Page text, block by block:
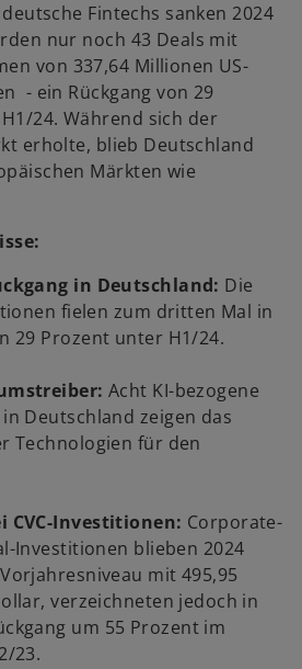
Fintechs sanken 2024
nur noch 43 Deals mit
von 337,64 Millionen US-
- ein Rückgang von 29
24. Während sich der
erholte, blieb Deutschland
Märkten wie
in Deutschland: Die
fielen zum dritten Mal in
29 Prozent unter H1/24.
Acht KI-bezogene
Deutschland zeigen das
Technologien für den
CVC-Investitionen: Corporate-
Investitionen blieben 2024
mit 495,95
verzeichneten jedoch in
um 55 Prozent im
23.
ir
d
i
i
n
e
r
n
e